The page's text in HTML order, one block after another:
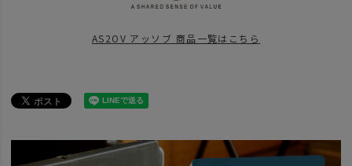
AS2OV アッソブ
2022年4月1日 価格改定について
news 完売していた【AS2OV DOBBYシリーズ】再入荷
AS2OV アッソブ 商品一覧はこちら